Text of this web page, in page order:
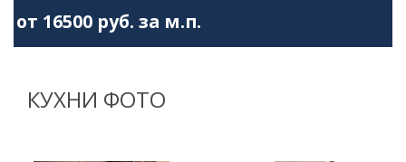
от 16500 руб. за м.п.
КУХНИ ФОТО